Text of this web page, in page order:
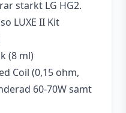
starkt LG HG2.
LUXE II Kit
(8 ml)
Coil (0,15 ohm,
60-70W samt